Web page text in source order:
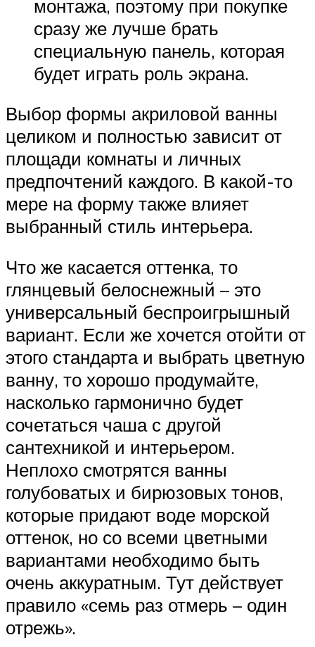
монтажа, поэтому при покупке
сразу же лучше брать
специальную панель, которая
будет играть роль экрана.
Выбор формы акриловой ванны
целиком и полностью зависит от
площади комнаты и личных
предпочтений каждого. В какой-то
мере на форму также влияет
выбранный стиль интерьера.
Что же касается оттенка, то
глянцевый белоснежный – это
универсальный беспроигрышный
вариант. Если же хочется отойти от
этого стандарта и выбрать цветную
ванну, то хорошо продумайте,
насколько гармонично будет
сочетаться чаша с другой
сантехникой и интерьером.
Неплохо смотрятся ванны
голубоватых и бирюзовых тонов,
которые придают воде морской
оттенок, но со всеми цветными
вариантами необходимо быть
очень аккуратным. Тут действует
правило «семь раз отмерь – один
отрежь».